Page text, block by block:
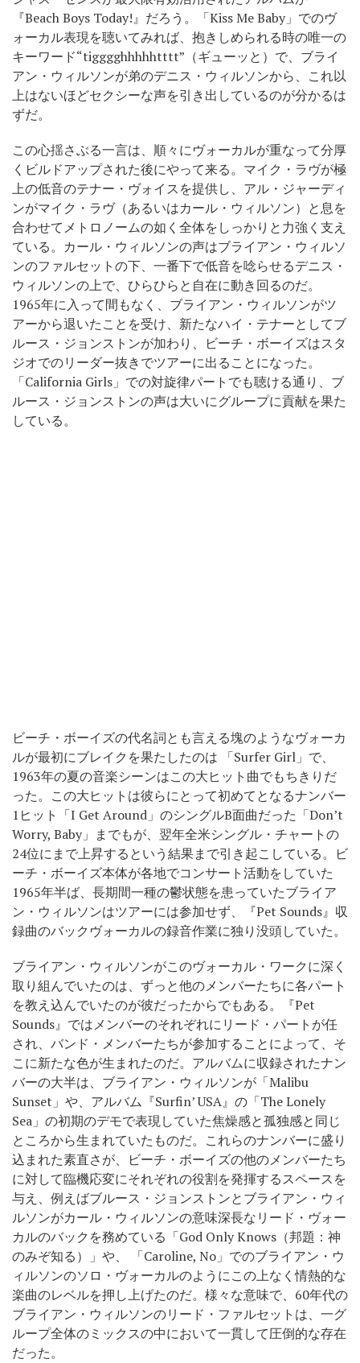
『Beach Boys Today!』だろう。「Kiss Me Baby」でのヴ
ォーカル表現を聴いてみれば、抱きしめられる時の唯一の
キーワード“tigggghhhhhtttt”（ギューッと）で、ブライ
アン・ウィルソンが弟のデニス・ウィルソンから、これ以
上はないほどセクシーな声を引き出しているのが分かるは
ずだ。
この心揺さぶる一言は、順々にヴォーカルが重なって分厚
くビルドアップされた後にやって来る。マイク・ラヴが極
上の低音のテナー・ヴォイスを提供し、アル・ジャーディ
ンがマイク・ラヴ（あるいはカール・ウィルソン）と息を
合わせてメトロノームの如く全体をしっかりと力強く支え
ている。カール・ウィルソンの声はブライアン・ウィルソ
ンのファルセットの下、一番下で低音を唸らせるデニス・
ウィルソンの上で、ひらひらと自在に動き回るのだ。
1965年に入って間もなく、ブライアン・ウィルソンがツ
アーから退いたことを受け、新たなハイ・テナーとしてブ
ルース・ジョンストンが加わり、ビーチ・ボーイズはスタ
ジオでのリーダー抜きでツアーに出ることになった。
「California Girls」での対旋律パートでも聴ける通り、ブ
ルース・ジョンストンの声は大いにグループに貢献を果た
している。
ビーチ・ボーイズの代名詞とも言える塊のようなヴォーカ
ルが最初にブレイクを果たしたのは 「Surfer Girl」で、
1963年の夏の音楽シーンはこの大ヒット曲でもちきりだ
った。この大ヒットは彼らにとって初めてとなるナンバー
1ヒット「I Get Around」のシングルB面曲だった「Don’t
Worry, Baby」までもが、翌年全米シングル・チャートの
24位にまで上昇するという結果まで引き起こしている。ビ
ーチ・ボーイズ本体が各地でコンサート活動をしていた
1965年半ば、長期間一種の鬱状態を患っていたブライア
ン・ウィルソンはツアーには参加せず、『Pet Sounds』収
録曲のバックヴォーカルの録音作業に独り没頭していた。
ブライアン・ウィルソンがこのヴォーカル・ワークに深く
取り組んでいたのは、ずっと他のメンバーたちに各パート
を教え込んでいたのが彼だったからでもある。『Pet
Sounds』ではメンバーのそれぞれにリード・パートが任
され、バンド・メンバーたちが参加することによって、そ
こに新たな色が生まれたのだ。アルバムに収録されたナン
バーの大半は、ブライアン・ウィルソンが「Malibu
Sunset」や、アルバム『Surfin’ USA』の「The Lonely
Sea」の初期のデモで表現していた焦燥感と孤独感と同じ
ところから生まれていたものだ。これらのナンバーに盛り
込まれた素直さが、ビーチ・ボーイズの他のメンバーたち
に対して臨機応変にそれぞれの役割を発揮するスペースを
与え、例えばブルース・ジョンストンとブライアン・ウィ
ルソンがカール・ウィルソンの意味深長なリード・ヴォー
カルのバックを務めている「God Only Knows（邦題：神
のみぞ知る）」や、 「Caroline, No」でのブライアン・ウ
ィルソンのソロ・ヴォーカルのようにこの上なく情熱的な
楽曲のレベルを押し上げたのだ。様々な意味で、60年代の
ブライアン・ウィルソンのリード・ファルセットは、一グ
ループ全体のミックスの中において一貫して圧倒的な存在
だった。